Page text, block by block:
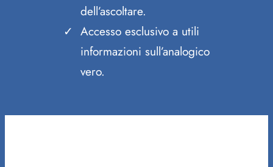
dell’ascoltare.
Accesso esclusivo a utili
informazioni sull’analogico
vero.